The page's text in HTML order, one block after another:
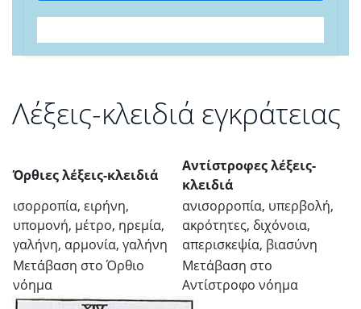
Λέξεις-κλειδιά εγκράτειας
Όρθιες λέξεις-κλειδιά
Αντίστροφες λέξεις-
κλειδιά
ισορροπία, ειρήνη,
υπομονή, μέτρο, ηρεμία,
γαλήνη, αρμονία, γαλήνη
ανισορροπία, υπερβολή,
ακρότητες, διχόνοια,
απερισκεψία, βιασύνη
Μετάβαση στο Όρθιο
νόημα
Μετάβαση στο
Αντίστροφο νόημα